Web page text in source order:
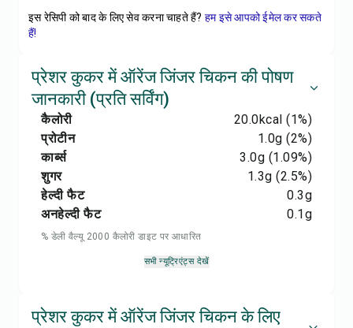
इस रेसिपी को बाद के लिए सेव करना चाहते हैं? हम इसे आपको ईमेल कर सकते
हैं!
प्रेशर कुकर में ऑरेंज जिंजर चिकन की पोषण
जानकारी (प्रति सर्विंग)
कैलोरी 20.0kcal (1%)
प्रोटीन
1.0g (2%)
कार्ब्स
3.0g (1.09%)
शुगर
1.3g (2.5%)
हेल्दी फैट
0.3g
अनहेल्दी फैट
0.1g
% डेली वैल्यू 2000 कैलोरी डाइट पर आधारित
सभी न्यूट्रिएंट्स देखें
प्रेशर कुकर में ऑरेंज जिंजर चिकन के लिए